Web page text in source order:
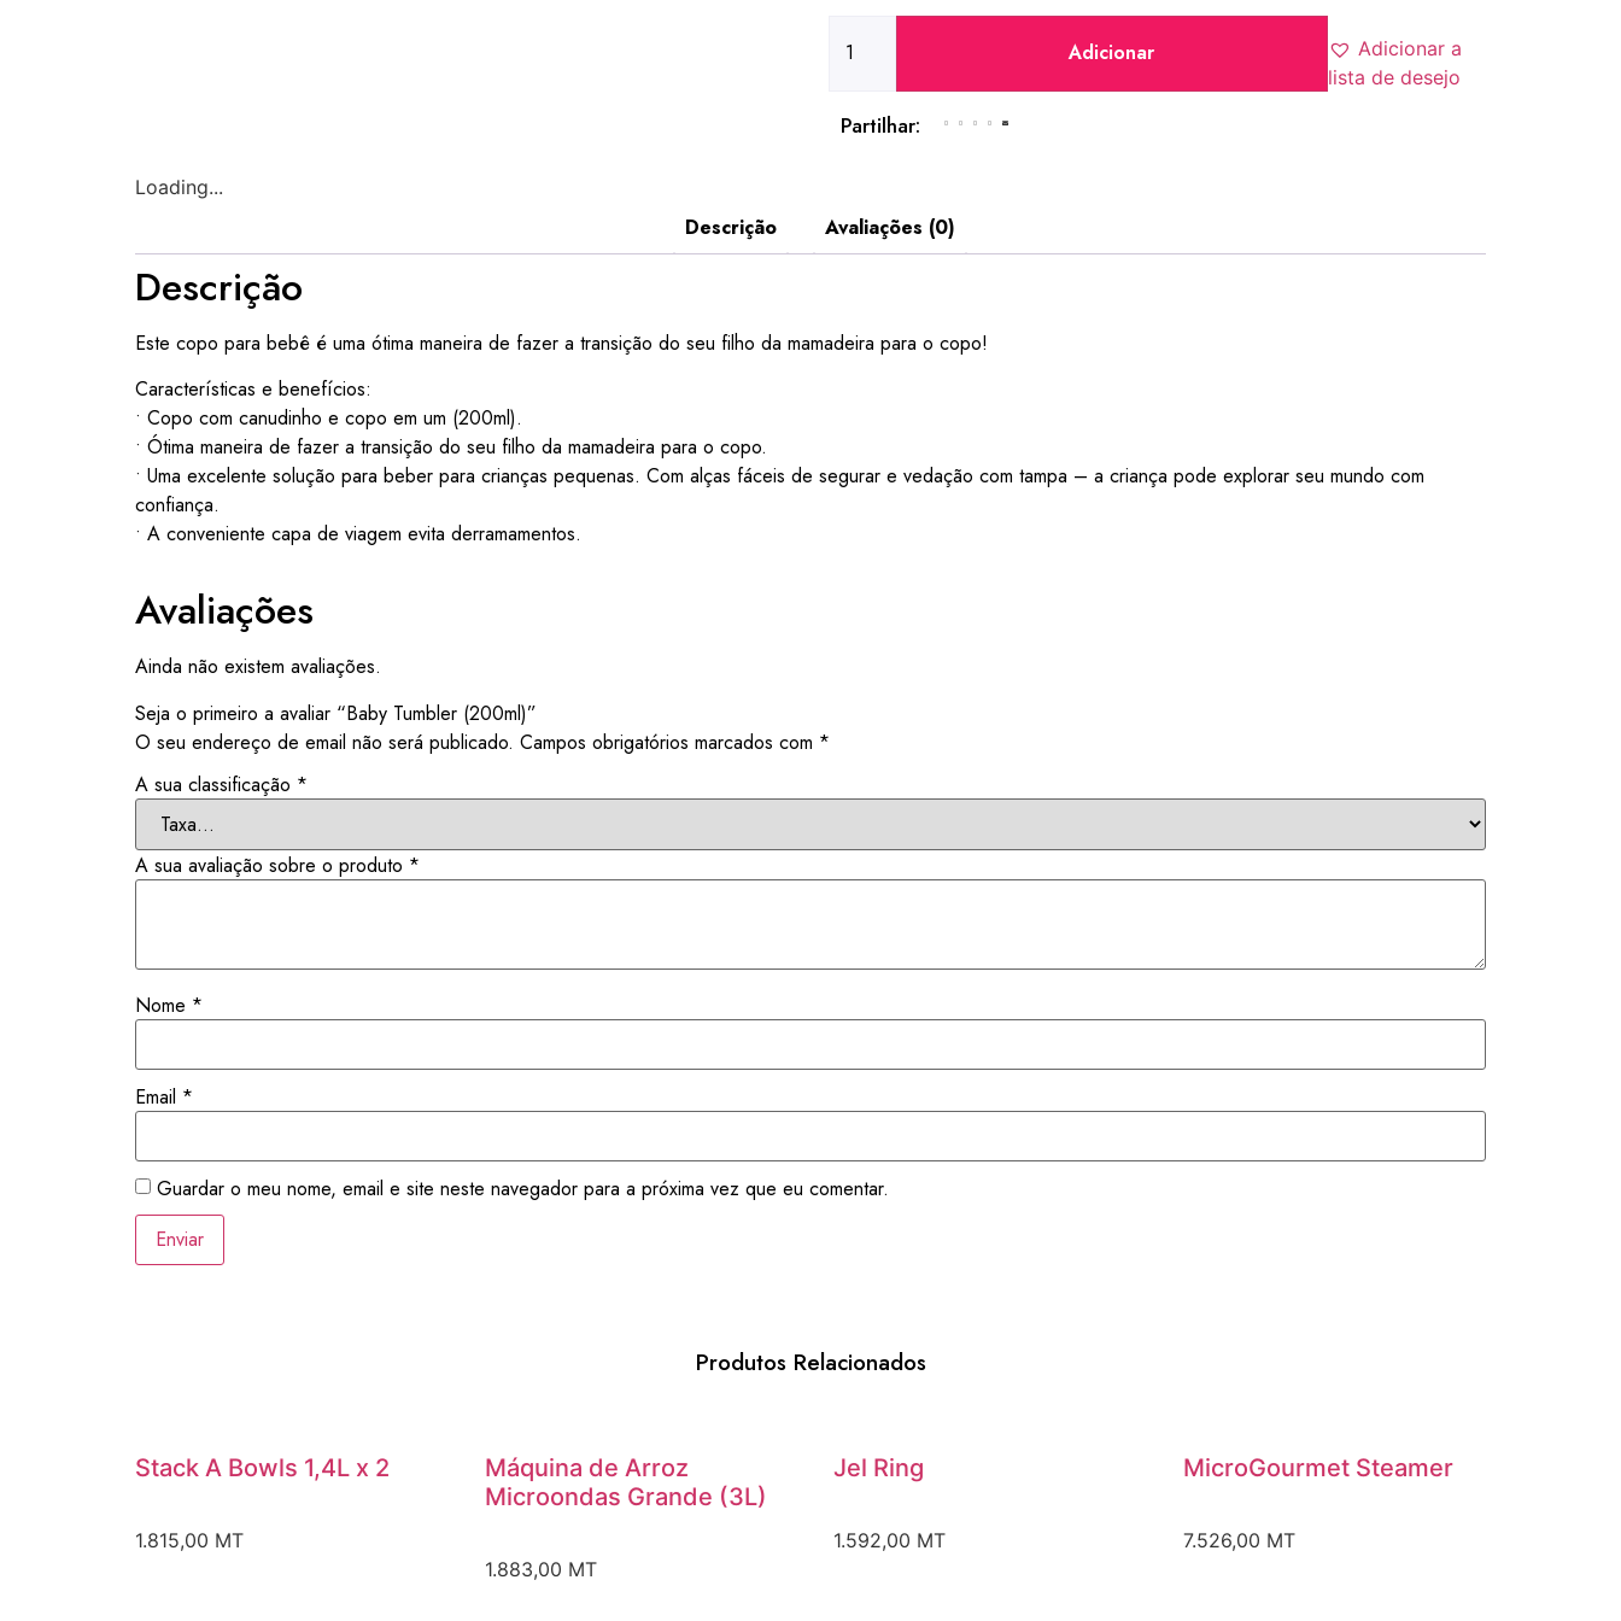
Adicionar
Adicionar a
lista de desejo
Partilhar:
Loading...
Descrição Avaliações (0)
Descrição
Este copo para bebê é uma ótima maneira de fazer a transição do seu filho da mamadeira para o copo!
Características e benefícios:
• Copo com canudinho e copo em um (200ml).
• Ótima maneira de fazer a transição do seu filho da mamadeira para o copo.
• Uma excelente solução para beber para crianças pequenas. Com alças fáceis de segurar e vedação com tampa – a criança pode explorar seu mundo com
confiança.
• A conveniente capa de viagem evita derramamentos.
Avaliações
Ainda não existem avaliações.
Seja o primeiro a avaliar “Baby Tumbler (200ml)”
O seu endereço de email não será publicado. Campos obrigatórios marcados com *
A sua classificação *
A sua avaliação sobre o produto *
Nome *
Email *
Guardar o meu nome, email e site neste navegador para a próxima vez que eu comentar.
Produtos Relacionados
Stack A Bowls 1,4L x 2
1.815,00 MT
Máquina de Arroz
Microondas Grande (3L)
1.883,00 MT
Jel Ring
1.592,00 MT
MicroGourmet Steamer
7.526,00 MT